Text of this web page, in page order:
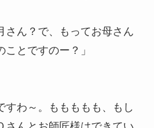
ん？で、もってお母さん
とですのー？」
わ～。ももももも、もし